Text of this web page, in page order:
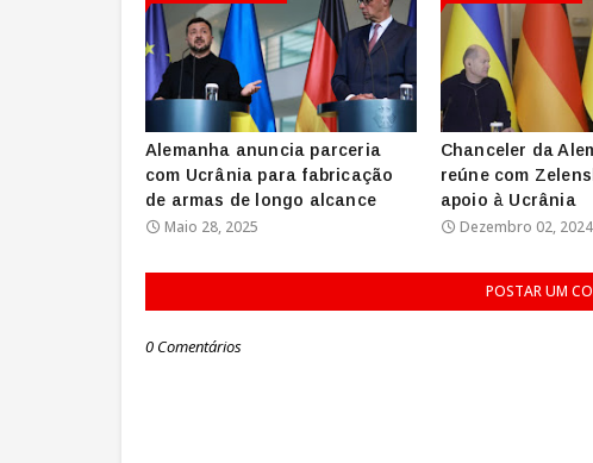
Alemanha anuncia parceria
com Ucrânia para fabricação
de armas de longo alcance
Maio 28, 2025
Chanceler da
reúne com
apoio à Ucrânia
Dezembro 02, 2024
POSTAR UM
0 Comentários